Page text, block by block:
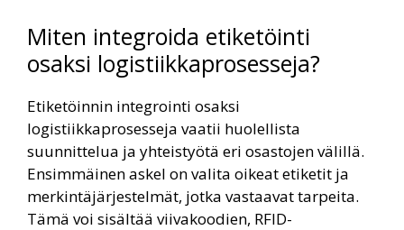
Miten integroida etiketöinti
osaksi logistiikkaprosesseja?
Etiketöinnin integrointi osaksi
logistiikkaprosesseja vaatii huolellista
suunnittelua ja yhteistyötä eri osastojen välillä.
Ensimmäinen askel on valita oikeat etiketit ja
merkintäjärjestelmät, jotka vastaavat tarpeita.
Tämä voi sisältää viivakoodien, RFID-